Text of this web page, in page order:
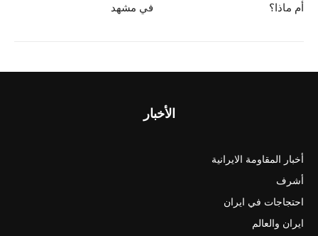
في مشهد
أم ماذا؟
الأخبار
أخبار المقاومة الايرانية
أشرف
احتجاجات في ايران
ايران والعالم